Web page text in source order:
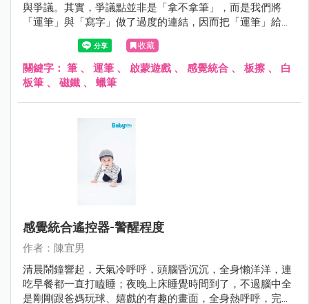
與爭議。其實，爭議點並非是「拿不拿筆」，而是我們將
「運筆」與「寫字」做了過度的連結，因而把「運筆」給汙
名化了，導致部分家長排斥孩子太快拿筆。
收藏
關鍵字： 筆 、 運筆 、 啟蒙遊戲、 感覺統合 、 板擦 、 白
板筆 、 磁鐵 、 蠟筆
感覺統合遙控器-警醒程度
作者：陳宜男
清晨鬧鐘響起，天氣冷呼呼，頭腦昏沉沉，全身懶洋洋，連
吃早餐都一直打瞌睡；夜晚上床睡覺時間到了，不過腦中全
是剛剛跟爸媽玩球、嬉戲的有趣的畫面，全身熱呼呼，完全